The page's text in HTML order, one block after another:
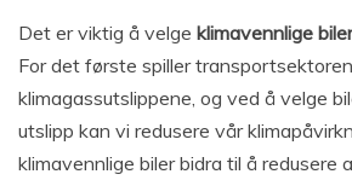
Det er viktig å velge klimavennlige biler
For det første spiller
klimagassutslippene, og ved å velge
utslipp kan vi redusere vår
klimavennlige biler bidra til å redusere